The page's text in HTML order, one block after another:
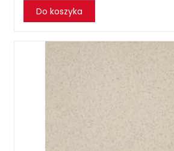
Do koszyka